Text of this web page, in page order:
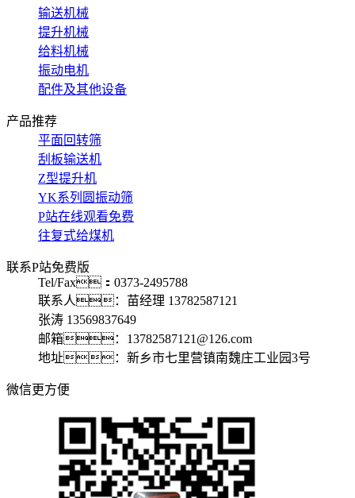
输送机械
提升机械
给料机械
振动电机
配件及其他设备
产品推荐
平面回转筛
刮板输送机
Z型提升机
YK系列圆振动筛
P站在线观看免费
往复式给煤机
联系P站免费版
Tel/Fax：0373-2495788
联系人：苗经理 13782587121
张涛 13569837649
邮箱：13782587121@126.com
地址：新乡市七里营镇南魏庄工业园3号
微信更方便